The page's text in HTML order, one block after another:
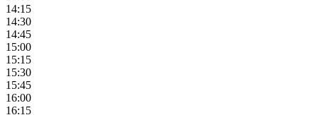
14:15
14:30
14:45
15:00
15:15
15:30
15:45
16:00
16:15